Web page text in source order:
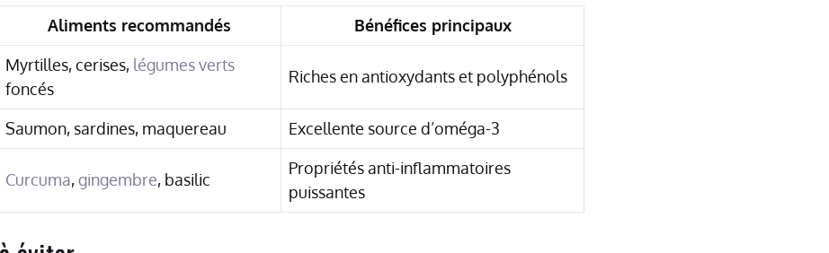
Aliments recommandés
Bénéfices principaux
Myrtilles, cerises, légumes verts
foncés
Riches en antioxydants et polyphénols
Saumon, sardines, maquereau
Excellente source d’oméga-3
Curcuma,gingembre, basilic
Propriétés anti-inflammatoires
puissantes